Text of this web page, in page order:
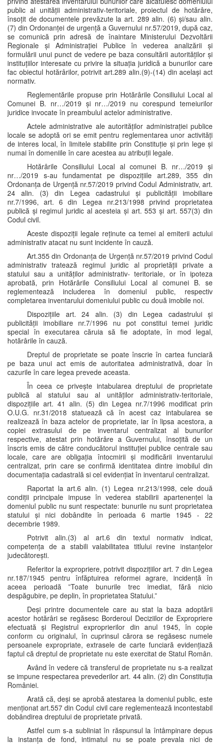
public al unității administrativ-teritoriale, proiectul de hotărâre,
însoțit de documentele prevăzute la art. 289 alin. (6) și/sau alin.
(7) din Ordonanței de urgență a Guvernului nr.57/2019, după caz,
se comunică prin adresă de înaintare Ministerului Dezvoltării
Regionale și Administrației Publice în vederea analizării și
formulării unui punct de vedere pe baza consultării autorităților și
instituțiilor interesate cu privire la situația juridică a bunurilor care
fac obiectul hotărârilor, potrivit art.289 alin.(9)-(14) din același act
normativ.
Reglementările propuse prin Hotărârile Consiliului Local al
Comunei B. nr…/2019 și nr…/2019 nu corespund temeiurilor
juridice invocate în preambulul actelor administrative.
Actele administrative ale autorităților administrației publice
locale se adoptă ori se emit pentru reglementarea unor activități
de interes local, în limitele stabilite prin Constituție și prin lege și
numai în domeniile în care acestea au atribuții legale.
Hotărârile Consiliului Local al comunei B. nr…/2019 și
nr…/2019 s-au fundamentat pe dispozițiile art.289, 355 din
Ordonanța de Urgență nr.57/2019 privind Codul Administrativ, art.
24 alin. (3) din Legea cadastrului și publicității imobiliare
nr.7/1996, art. 6 din Legea nr.213/1998 privind proprietatea
publică și regimul juridic al acesteia și art. 553 și art. 557(3) din
Codul civil.
Aceste dispoziții legale reținute ca temei al emiterii actului
administrativ atacat nu sunt incidente în cauză.
Art.355 din Ordonanța de Urgență nr.57/2019 privind Codul
administrativ tratează regimul juridic al proprietății private a
statului sau a unităților administrativ- teritoriale, or în ipoteza
aprobată, prin Hotărârile Consiliului Local al comunei B. se
reglementează includerea în domeniul public, respectiv
completarea inventarului domeniului public cu două imobile noi.
Dispozițiile art. 24 alin. (3) din Legea cadastrului și
publicității imobiliare nr.7/1996 nu pot constitui temei juridic
special în executarea căruia să fie adoptate, în mod legal,
hotărârile în cauză.
Dreptul de proprietate se poate înscrie în cartea funciară
pe baza unui act emis de autoritatea administrativă, doar în
cazurile în care legea prevede aceasta.
În ceea ce privește intabularea dreptului de proprietate
publică al statului sau al unităților administrativ-teritoriale,
dispozițiile art. 41 alin. (5) din Legea nr.7/1996 modificat prin
O.U.G. nr.31/2018 statuează că în acest caz intabularea se
realizează în baza actelor de proprietate, iar în lipsa acestora, a
copiei extrasului de pe inventarul centralizat al bunurilor
respective, atestat prin hotărâre a Guvernului, însoțită de un
înscris emis de către conducătorul instituției publice centrale sau
locale, care are obligația întocmirii și modificării inventarului
centralizat, prin care se confirmă identitatea dintre imobilul din
documentația cadastrală si cel evidențiat în inventarul centralizat.
Raportat la art.6 alin. (1) Legea nr.213/1998, cele două
condiții principale impuse în vederea stabilirii apartenenței la
domeniul public nu sunt respectate: bunurile nu sunt proprietatea
statului și nici dobândite în perioada 6 martie 1945 - 22
decembrie 1989.
Potrivit alin.(3) al art.6 din textul normativ indicat,
competența de a stabili valabilitatea titlului revine instanțelor
judecătorești.
Referitor la expropriere, potrivit dispozițiilor art. 7 din Legea
nr.187/1945 pentru înfăptuirea reformei agrare, incidență în
aceea perioadă ”Toate bunurile trec imediat, fără nicio
despăgubire, pe deplin, în proprietatea Statului.”
Deși printre documentele care au stat la baza adoptării
acestor hotărâri se regăsesc Borderoul Deciziilor de Expropriere
efectuată și Registrul exproprierilor din anul 1945, în copie
conform cu originalul, în cuprinsul cărora se regăsesc numele
persoanele expropriate, extrasele de carte funciară evidențiază
faptul că dreptul de proprietate nu este exercitat de Statul Român.
Având în vedere că transferul de proprietate nu s-a realizat
se impune respectarea prevederilor art. 44 alin. (2) din Constituția
României.
Arată că, deși se aprobă atestarea la domeniul public, este
menționat art.557 din Codul civil care reglementează incontestabil
dobândirea dreptului de proprietate privată.
Astfel cum s-a subliniat în răspunsul la întâmpinare depus
la instanța de fond, intimatul nu se poate prevala nici de